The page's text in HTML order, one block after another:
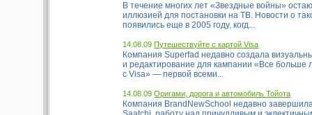
В течение многих лет «Звездные войны»
иллюзией для постановки на ТВ. Новости о
появились еще в 2005 году, когд...
14.08.09Путешествуйте с картой Visa
Компания Superfad недавно создала
и редактирование для кампании «Все больше
с Visa» — первой всеми...
14.08.09Оригами, дорога и автомобиль Тойота
Компания BrandNewSchool недавно